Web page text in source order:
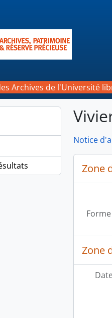
Archives de l'Université
Notice
Zone
Zone